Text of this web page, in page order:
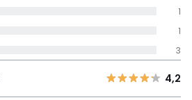
4,2
3
1
1
4,2